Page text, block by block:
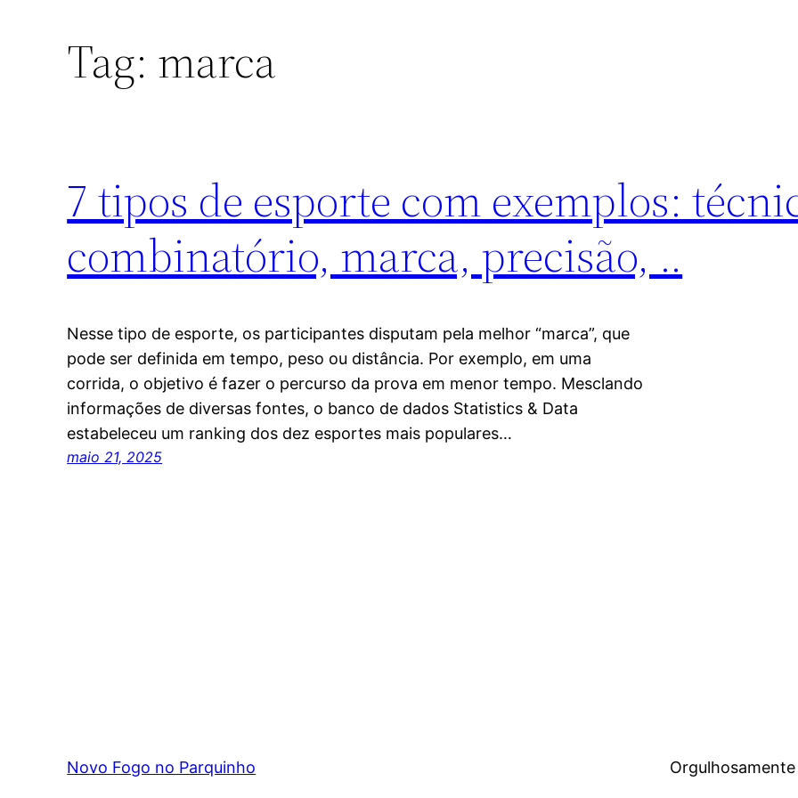
Tag: marca
7 tipos de esporte com exemplos:
combinatório, marca, precisão, ..
Nesse tipo de esporte, os participantes disputam pela melhor “marca”, que
pode ser definida em tempo, peso ou distância. Por exemplo, em uma
corrida, o objetivo é fazer o percurso da prova em menor tempo. Mesclando
informações de diversas fontes, o banco de dados Statistics & Data
estabeleceu um ranking dos dez esportes mais populares…
maio 21, 2025
Novo Fogo no Parquinho